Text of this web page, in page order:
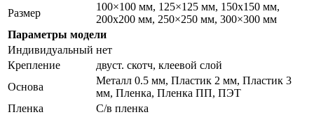
Размер
100×100 мм, 125×125 мм, 150х150 мм,
200х200 мм, 250×250 мм, 300×300 мм
Параметры модели
Индивидуальный нет
Крепление
двуст. скотч, клеевой слой
Основа
Металл 0.5 мм, Пластик 2 мм, Пластик 3
мм, Пленка, Пленка ПП, ПЭТ
Пленка
С/в пленка